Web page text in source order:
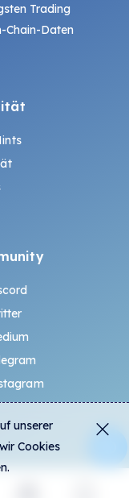
Trading
Chain-Daten
unserer
Cookies